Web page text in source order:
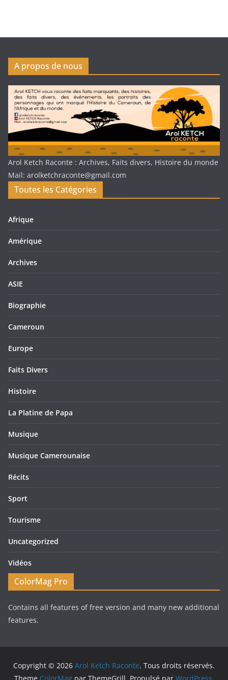
A propos de nous
Arol Ketch Raconte : Archives, Faits divers, Histoire du monde
Mail: arolketchraconte@gmail.com
Toutes les Catégories
Afrique
Amérique
Archives
ASIE
Biographie
Cameroun
Europe
Faits Divers
Histoire
La Platine de Papa
Musique
Musique Camerounaise
Récits
Sport
Tourisme
Uncategorized
Vidéos
ColorMag Pro
Contains all features of free version and many new additional
features.
Copyright © 2026 Arol Ketch Raconte. Tous droits réservés.